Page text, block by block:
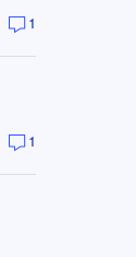
1
1